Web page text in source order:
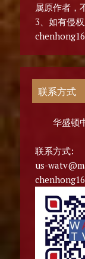
属原作者，
3、如有侵
联系方式
华盛顿
联系方式:
us-